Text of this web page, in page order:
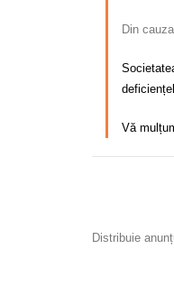
Din
Vă
Distribuie